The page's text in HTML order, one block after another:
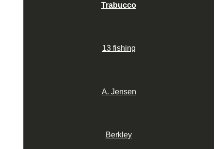
Trabucco
13 fishing
A. Jensen
Berkley